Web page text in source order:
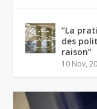
“La
des
raison”
10 Nov,